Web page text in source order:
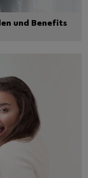
und Benefits